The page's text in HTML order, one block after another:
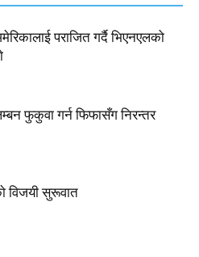
पराजित गर्दै भिएनएलको
फुकुवा गर्न फिफासँग निरन्तर
विजयी सुरूवात